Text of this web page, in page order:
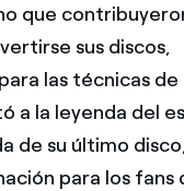
que
sus discos,
las técnicas de
a la leyenda del
de su último
para los fans